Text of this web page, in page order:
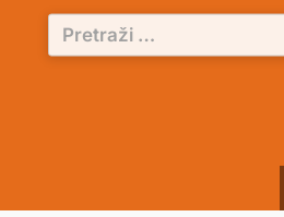
Pretraži: